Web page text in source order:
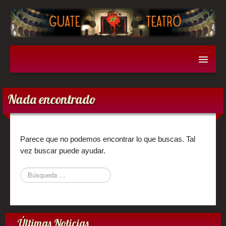
Don Juan Tenorio
Los enredos del gato con botas
Entremeses Hermanos Alvarez Quintero
Historia
Nada encontrado
Parece que no podemos encontrar lo que buscas. Tal
vez buscar puede ayudar.
Últimas Noticias